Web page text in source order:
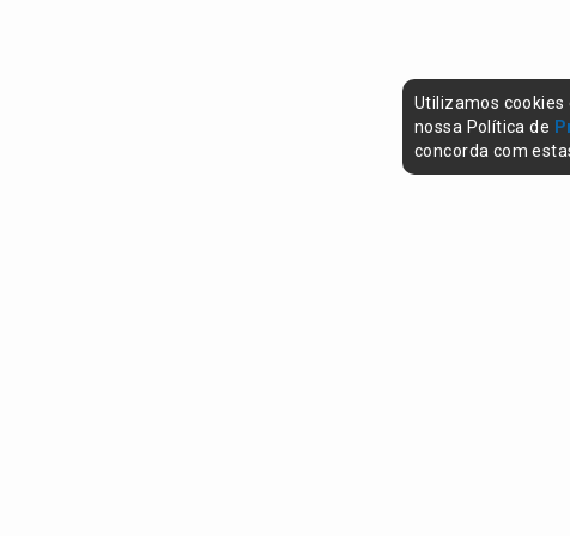
Utilizamos
nossa Política de
concorda com